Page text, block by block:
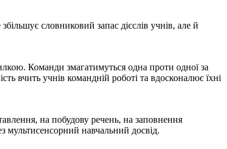
словниковий запас дієслів учнів, але й
Команди змагатимуться одна проти одної за
вчить учнів командній роботі та вдосконалює їхні
на побудову речень, на заповнення
мультисенсорний навчальний досвід.